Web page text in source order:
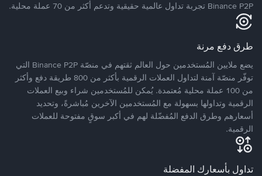
Binance P2P تجربة تداول عالمية حقيقية وتدعم أكثر من 70 عملة محلية.
طرق دفع مرنة
يضع ملايين المُستخدمين حول العالم ثقتهم في منصّة Binance P2P التي
توفّر منصّة آمنة لتداول العملات الرقمية بأكثر من 800 طريقة دفع وأكثر
من 100 عملة محلية مُعتمدة. يُمكن للمُستخدمين شراء وبيع العملات
الرقمية وتداولها بسهولة مع المُستخدمين الآخرين مُباشرةً، وتحديد
أسعارهم وطرق الدفع المُفضّلة لهم في أكبر سوقٍ مفتوحة للعملات
الرقمية.
تداول بأسعارك المفضلة